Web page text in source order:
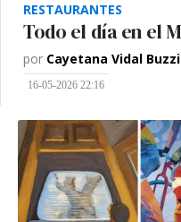
RESTAURANTES
Todo el día en el
por Cayetana Vidal Buzzi
16-05-2026 22:16